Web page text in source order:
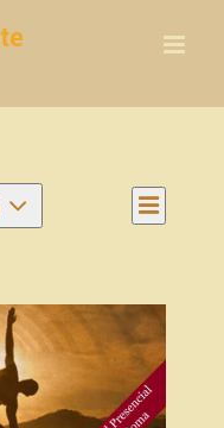
de
Lista